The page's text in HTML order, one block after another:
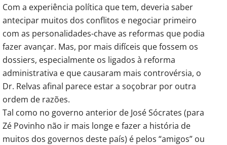
Com a experiência política que tem, deveria saber
antecipar muitos dos conflitos e negociar primeiro
com as personalidades-chave as reformas que podia
fazer avançar. Mas, por mais difíceis que fossem os
dossiers, especialmente os ligados à reforma
administrativa e que causaram mais controvérsia, o
Dr. Relvas afinal parece estar a soçobrar por outra
ordem de razões.
Tal como no governo anterior de José Sócrates (para
Zé Povinho não ir mais longe e fazer a história de
muitos dos governos deste país) é pelos “amigos” ou